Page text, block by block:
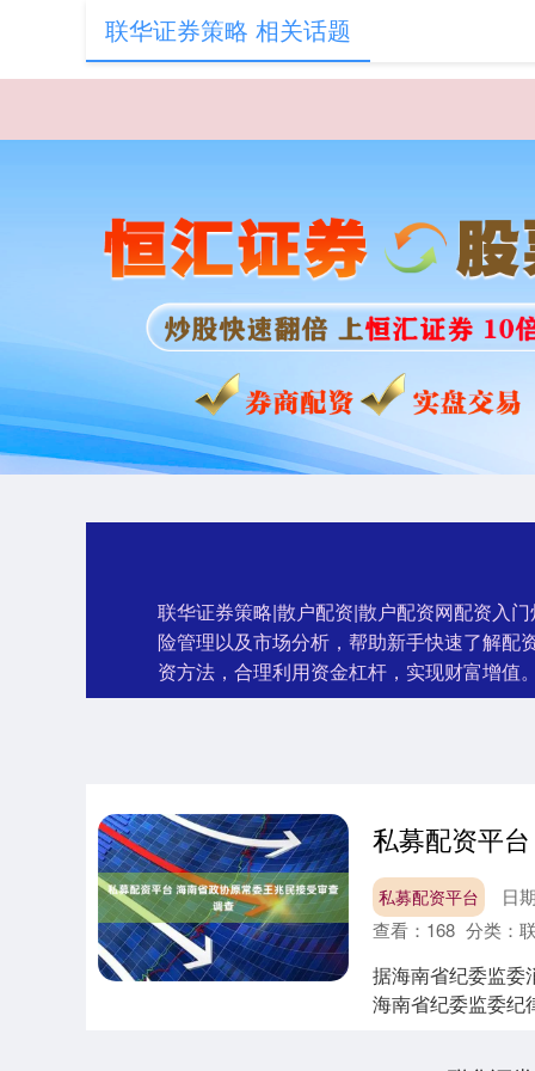
联华证券策略|散户配资|散户配资网配资入
险管理以及市场分析，帮助新手快速了解配
资方法，合理利用资金杠杆，实现财富增值
联华证券策略 相关话题
私募配资平台
日
查看： 168 分类：
据海南省纪委监委
海南省纪委监委纪